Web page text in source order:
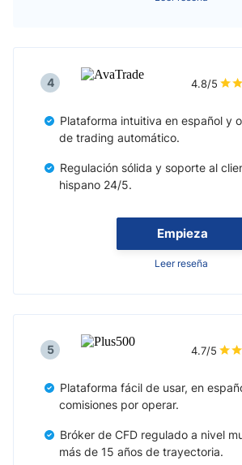
Empieza
Leer reseña
4 4.8/5
Plataforma intuitiva en español y
de trading automático.
Regulación sólida y soporte al
hispano 24/5.
5 4.7/5
Plataforma fácil de usar, en
comisiones por operar.
Bróker de CFD regulado a nivel
más de 15 años de trayectoria.